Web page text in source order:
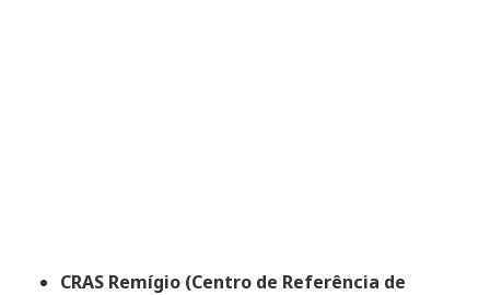
CRAS Remígio (Centro de Referência de